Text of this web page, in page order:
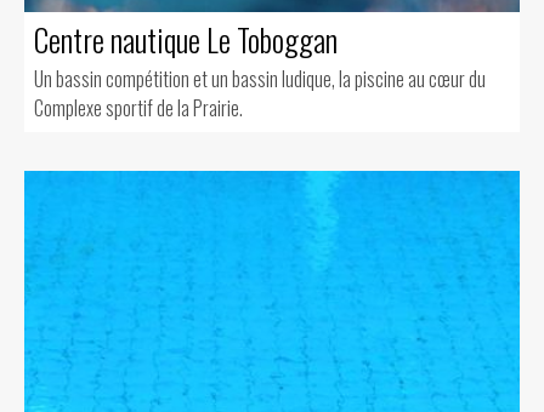
Centre nautique Le Toboggan
Un bassin compétition et un bassin ludique, la piscine au cœur du
Complexe sportif de la Prairie.